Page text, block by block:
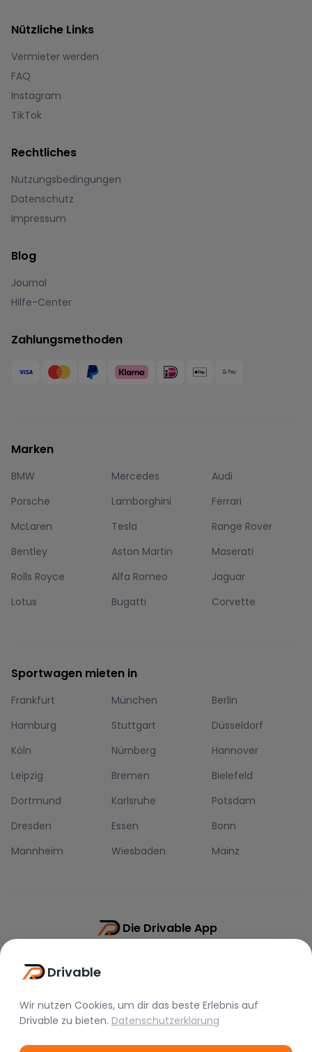
Nützliche Links
Vermieter werden
FAQ
Instagram
TikTok
Rechtliches
Nutzungsbedingungen
Datenschutz
Impressum
Blog
Journal
Hilfe-Center
Zahlungsmethoden
Marken
BMW Mercedes
Audi
Porsche
Lamborghini
Ferrari
McLaren
Tesla
Range Rover
Bentley
Aston Martin
Maserati
Rolls Royce
Alfa Romeo
Jaguar
Lotus
Bugatti Corvette
Sportwagen mieten in
Frankfurt München
Berlin
Hamburg
Stuttgart
Düsseldorf
Köln
Nürnberg
Hannover
Leipzig
Bremen
Bielefeld
Dortmund
Karlsruhe
Potsdam
Dresden
Essen
Bonn
Mannheim
Wiesbaden Mainz
Die Drivable App
Drivable
Wir nutzen Cookies, um dir das beste Erlebnis auf
Drivable zu bieten. Datenschutzerklärung